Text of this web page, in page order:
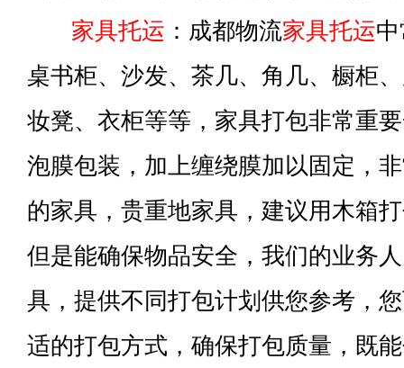
家具托运 ：成都物流家具托运
桌书柜、沙发、茶几、角几、橱柜
妆凳、衣柜等等，家具打包非常重
泡膜包装，加上缠绕膜加以固定，
的家具，贵重地家具，建议用木箱
但是能确保物品安全，我们的业务
具，提供不同打包计划供您参考，
适的打包方式，确保打包质量，既